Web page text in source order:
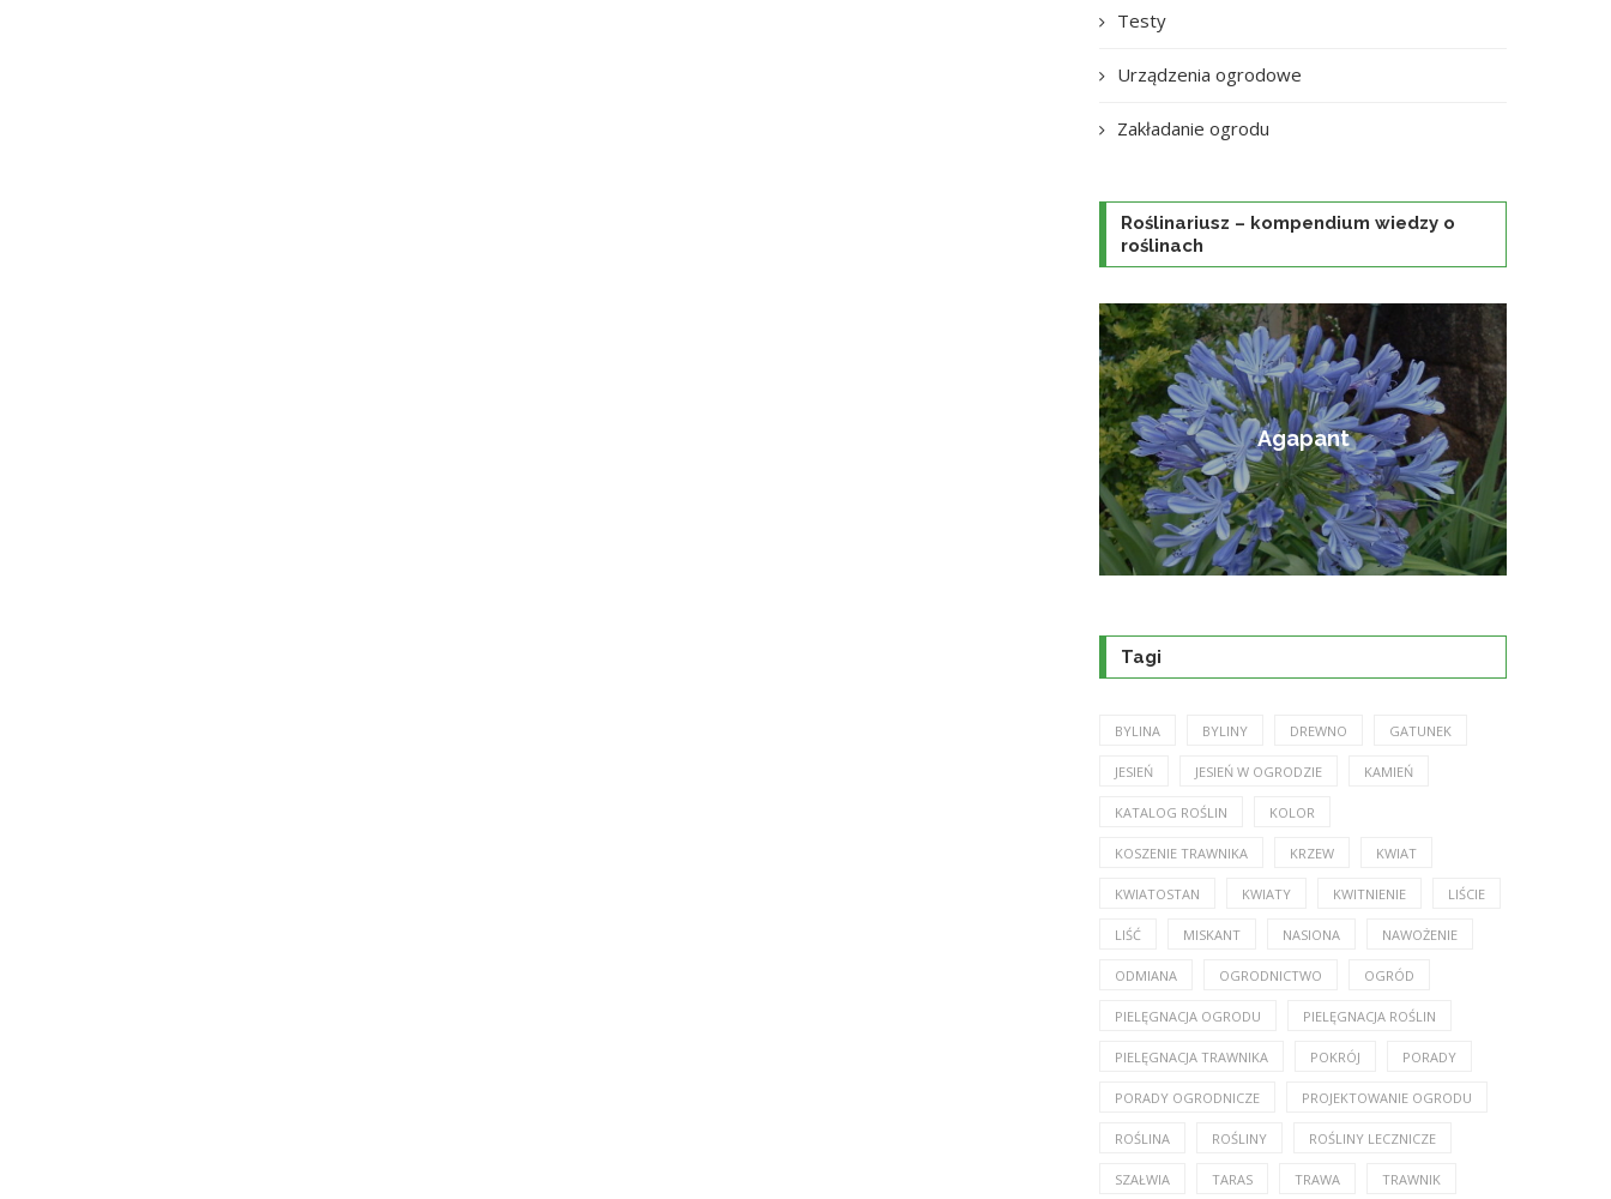
Testy
Urządzenia ogrodowe
Zakładanie ogrodu
Roślinariusz – kompendium wiedzy o
roślinach
Amorfa krzewiasta
Tagi
BYLINA BYLINY DREWNO GATUNEK
JESIEŃ JESIEŃ W OGRODZIE KAMIEŃ
KATALOG ROŚLIN KOLOR
KOSZENIE TRAWNIKA KRZEW KWIAT
KWIATOSTAN KWIATY KWITNIENIE LIŚCIE
LIŚĆ MISKANT NASIONA NAWOŻENIE
ODMIANA OGRODNICTWO OGRÓD
PIELĘGNACJA OGRODU PIELĘGNACJA ROŚLIN
PIELĘGNACJA TRAWNIKA POKRÓJ PORADY
PORADY OGRODNICZE PROJEKTOWANIE OGRODU
ROŚLINA ROŚLINY ROŚLINY LECZNICZE
SZAŁWIA TARAS TRAWA TRAWNIK